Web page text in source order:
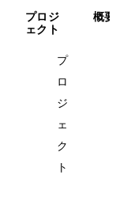
プロジ
ェクト
プ
ロ
ジ
ェ
ク
ト
概要